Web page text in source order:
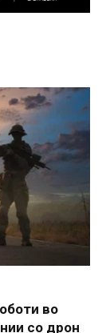
во
со дрон